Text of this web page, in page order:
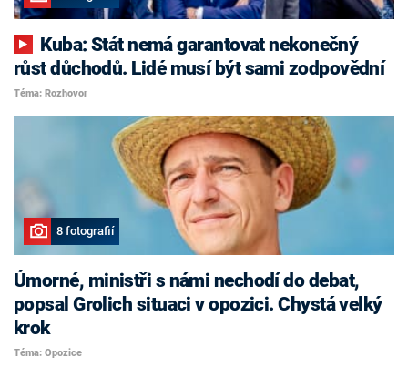
růst důchodů. Lidé musí být sami zodpovědní
Téma: Rozhovor
8 fotografií
Úmorné, ministři s námi nechodí do debat,
popsal Grolich situaci v opozici. Chystá velký
krok
Téma: Opozice